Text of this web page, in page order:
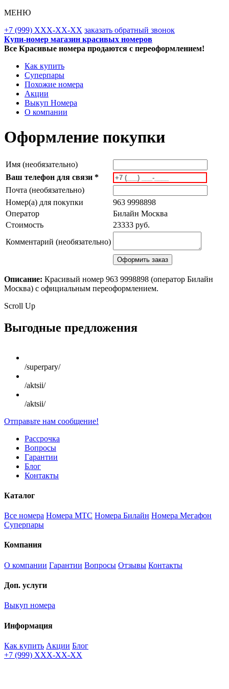
МЕНЮ
+7 (999) XXX-XX-XX заказать обратный звонок
Купи-номер магазин красивых номеров
Все Красивые номера продаются с переоформлением!
Как купить
Суперпары
Похожие номера
Акции
Выкуп Номера
О компании
Оформление покупки
Имя (необязательно)
Ваш телефон для связи *
Почта (необязательно)
Номер(а) для покупки
963 9998898
Оператор
Билайн Москва
Стоимость
23333 руб.
Комментарий (необязательно)
Описание: Красивый номер 963 9998898 (оператор Билайн
Москва) с официальным переоформлением.
Scroll Up
Выгодные предложения
/superpary/
/aktsii/
/aktsii/
Отправьте нам сообщение!
Рассрочка
Вопросы
Гарантии
Блог
Контакты
Каталог
Все номера Номера МТС Номера Билайн Номера Мегафон
Суперпары
Компания
О компании Гарантии Вопросы Отзывы Контакты
Доп. услуги
Выкуп номера
Информация
Как купить Акции Блог
+7 (999) XXX-XX-XX